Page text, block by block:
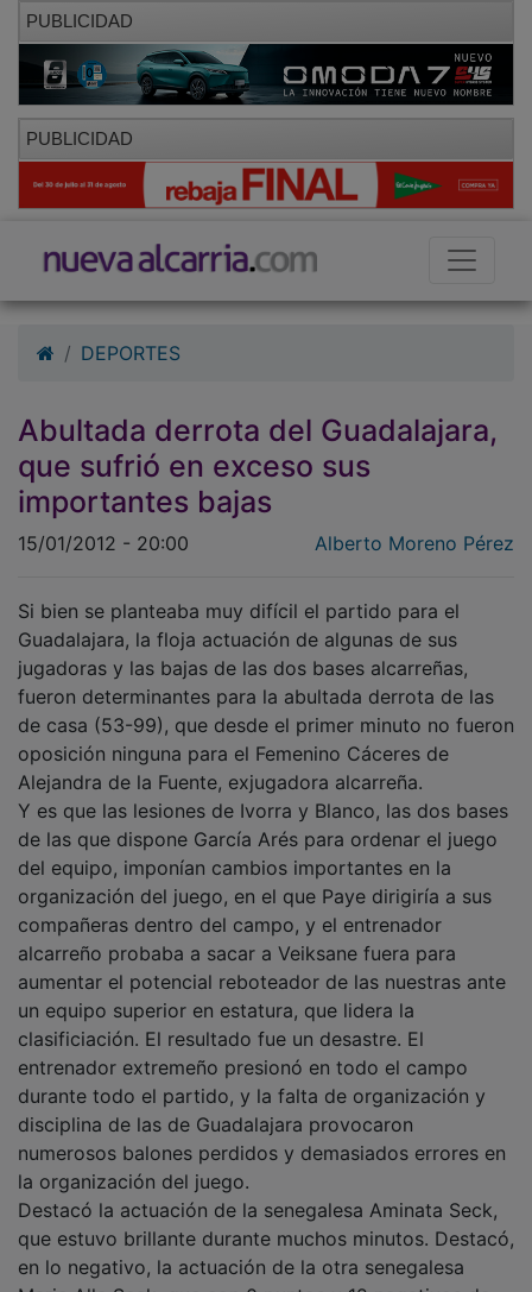
PUBLICIDAD
PUBLICIDAD
Abultada derrota del Guadalajara,
que sufrió en exceso sus
importantes bajas
15/01/2012 - 20:00
Guadalajara, la floja actuación de algunas de sus
jugadoras y las bajas de las dos bases alcarreñas,
fueron determinantes para la abultada derrota de las
de casa (53-99), que desde el primer minuto no fueron
oposición ninguna para el Femenino Cáceres de
Alejandra de la Fuente, exjugadora alcarreña.
Y es que las lesiones de Ivorra y Blanco, las dos bases
de las que dispone García Arés para ordenar el juego
del equipo, imponían cambios importantes en la
organización del juego, en el que Paye dirigiría a sus
compañeras dentro del campo, y el entrenador
alcarreño probaba a sacar a Veiksane fuera para
aumentar el potencial reboteador de las nuestras ante
un equipo superior en estatura, que lidera la
clasificiación. El resultado fue un desastre. El
entrenador extremeño presionó en todo el campo
durante todo el partido, y la falta de organización y
disciplina de las de Guadalajara provocaron
numerosos balones perdidos y demasiados errores en
la organización del juego.
Destacó la actuación de la senegalesa Aminata Seck,
que estuvo brillante durante muchos minutos. Destacó,
en lo negativo, la actuación de la otra senegalesa
Marie Alle Seck, que con 0 puntos y 12 negativos de